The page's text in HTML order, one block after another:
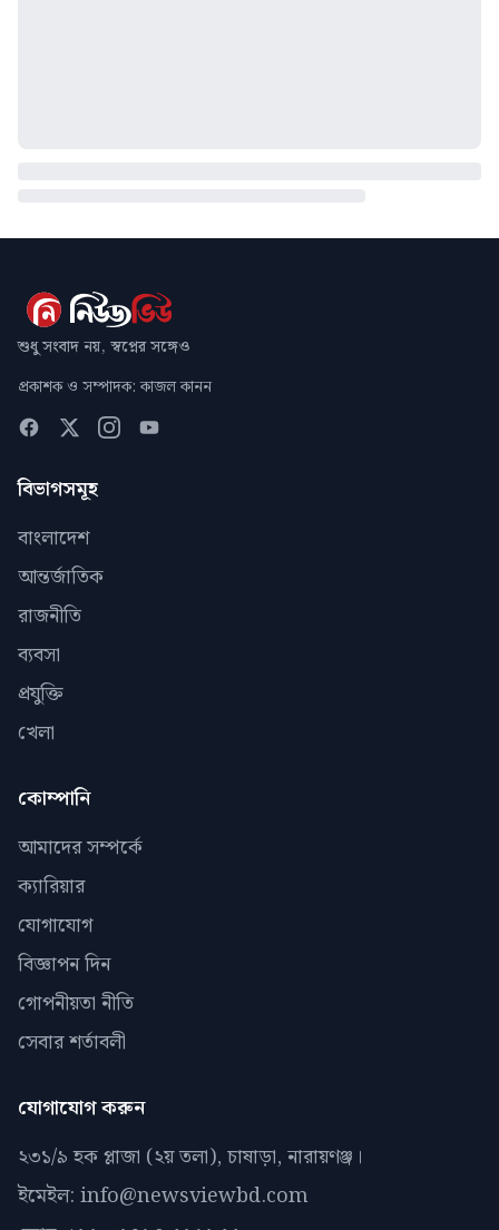
শুধু সংবাদ নয়, স্বপ্নের সঙ্গেও
প্রকাশক ও সম্পাদক: কাজল কানন
বিভাগসমূহ
বাংলাদেশ
আন্তর্জাতিক
রাজনীতি
ব্যবসা
প্রযুক্তি
খেলা
কোম্পানি
আমাদের সম্পর্কে
ক্যারিয়ার
যোগাযোগ
বিজ্ঞাপন দিন
গোপনীয়তা নীতি
সেবার শর্তাবলী
যোগাযোগ করুন
২৩১/৯ হক প্লাজা (২য় তলা), চাষাড়া, নারায়ণঞ্জ।
ইমেইল: info@newsviewbd.com